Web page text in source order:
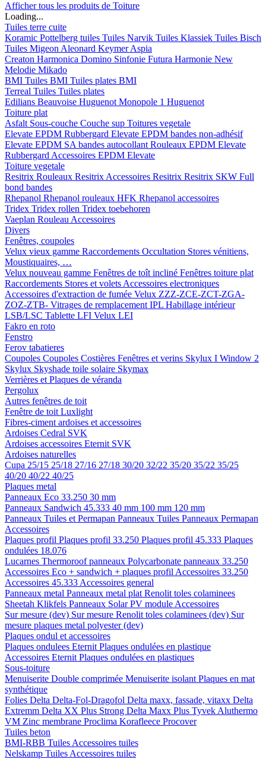
Afficher tous les produits de Toiture
Loading...
Tuiles terre cuite
Koramic Pottelberg tuiles Tuiles Narvik Tuiles Klassiek Tuiles Bisch
Tuiles Migeon Aleonard KeymerAspia
Creaton Harmonica Domino Sinfonie Futura Harmonie New
Melodie Mikado
BMI Tuiles BMI Tuiles plates BMI
Terreal Tuiles Tuiles plates
Edilians Beauvoise Huguenot Monopole 1 Huguenot
Toiture plat
Asfalt Sous-couche Couche sup Toitures vegetale
Elevate EPDM Rubbergard Elevate EPDM bandes non-adhésif
Elevate EPDM SA bandes autocollant Rouleaux EPDM Elevate
Rubbergard Accessoires EPDM Elevate
Toiture vegetale
Resitrix Rouleaux Resitrix Accessoires Resitrix Resitrix SKW Full
bond bandes
Rhepanol Rhepanol rouleaux HFK Rhepanol accessoires
Tridex Tridex rollen Tridex toebehoren
Vaeplan Rouleau Accessoires
Divers
Fenêtres, coupoles
Velux vieux gamme Raccordements Occultation Stores vénitiens,
Moustiquaires, …
Velux nouveau gamme Fenêtres de toît incliné Fenêtres toiture plat
Raccordements Stores et volets Accessoires electroniques
Accessoires d'extraction de fumée Velux ZZZ-ZCE-ZCT-ZGA-
ZOZ-ZTB- Vitrages de remplacement IPL Habillage intérieur
LSB/LSC Tablette LFI Velux LEI
Fakro en roto
Fenstro
Ferov tabatieres
Coupoles Coupoles Costières Fenêtres et verins Skylux I Window 2
Skylux Skyshade toile solaire Skymax
Verrières et Plaques de véranda
Pergolux
Autres fenêtres de toit
Fenêtre de toit Luxlight
Fibres-ciment ardoises et accessoires
Ardoises Cedral SVK
Ardoises accessoires Eternit SVK
Ardoises naturelles
Cupa 25/15 25/18 27/16 27/18 30/20 32/22 35/20 35/22 35/25
40/20 40/22 40/25
Plaques metal
Panneaux Eco 33.250 30 mm
Panneaux Sandwich 45.333 40 mm 100 mm 120 mm
Panneaux Tuiles et Permapan Panneaux Tuiles Panneaux Permapan
Accessoires
Plaques profil Plaques profil 33.250 Plaques profil 45.333 Plaques
ondulées 18.076
Lucarnes Thermoroof panneaux Polycarbonate panneaux 33.250
Accessoires Eco + sandwich + plaques profil Accessoires 33.250
Accessoires 45.333 Accessoires general
Panneaux metal Panneaux metal plat Renolit toles colaminees
Sheetah Klikfels Panneaux Solar PV module Accessoires
Sur mesure (dev) Sur mesure Renolit toles colaminees (dev) Sur
mesure plaques metal polyester (dev)
Plaques ondul et accessoires
Plaques ondulees Eternit Plaques ondulées en plastique
Accessoires Eternit Plaques ondulées en plastiques
Sous-toiture
Menuiserite Double comprimée Menuiserite isolant Plaques en mat
synthétique
Folies Delta Delta-Fol-Dragofol Delta maxx, fassade, vitaxx Delta
Extremm Delta XX Plus Strong Delta Maxx Plus Tyvek Aluthermo
VM Zinc membrane Proclima Korafleece Procover
Tuiles beton
BMI-RBB Tuiles Accessoires tuiles
Nelskamp Tuiles Accessoires tuiles